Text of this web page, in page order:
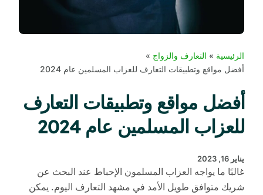
الرئيسية
التعارف والزواج
أفضل مواقع وتطبيقات التعارف للعزاب المسلمين عام 2024
أفضل مواقع وتطبيقات التعارف
للعزاب المسلمين عام 2024
يناير 16, 2023
غالبًا ما يواجه العزاب المسلمون الإحباط عند البحث عن
شريك متوافق طويل الأمد في مشهد التعارف اليوم. يمكن